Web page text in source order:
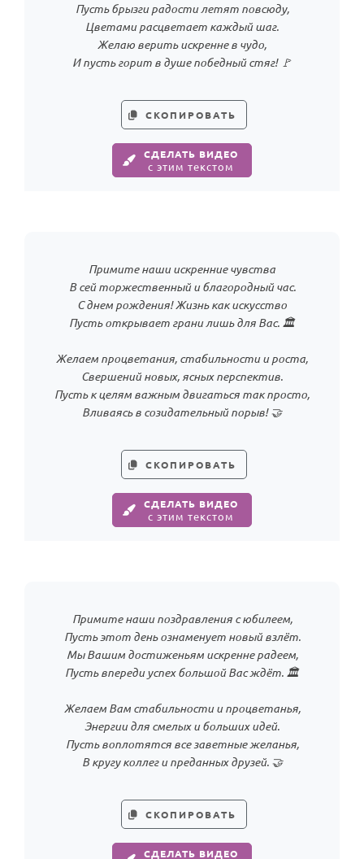
Пусть брызги радости летят повсюду,
Цветами расцветает каждый шаг.
Желаю верить искренне в чудо,
И пусть горит в душе победный стяг! 🚩
СКОПИРОВАТЬ
СДЕЛАТЬ ВИДЕО
с этим текстом
Примите наши искренние чувства
В сей торжественный и благородный час.
С днем рождения! Жизнь как искусство
Пусть открывает грани лишь для Вас. 🏛️
Желаем процветания, стабильности и роста,
Свершений новых, ясных перспектив.
Пусть к целям важным двигаться так просто,
Вливаясь в созидательный порыв! 🤝
СКОПИРОВАТЬ
СДЕЛАТЬ ВИДЕО
с этим текстом
Примите наши поздравления с юбилеем,
Пусть этот день ознаменует новый взлёт.
Мы Вашим достиженьям искренне радеем,
Пусть впереди успех большой Вас ждёт. 🏛️
Желаем Вам стабильности и процветанья,
Энергии для смелых и больших идей.
Пусть воплотятся все заветные желанья,
В кругу коллег и преданных друзей. 🤝
СКОПИРОВАТЬ
СДЕЛАТЬ ВИДЕО